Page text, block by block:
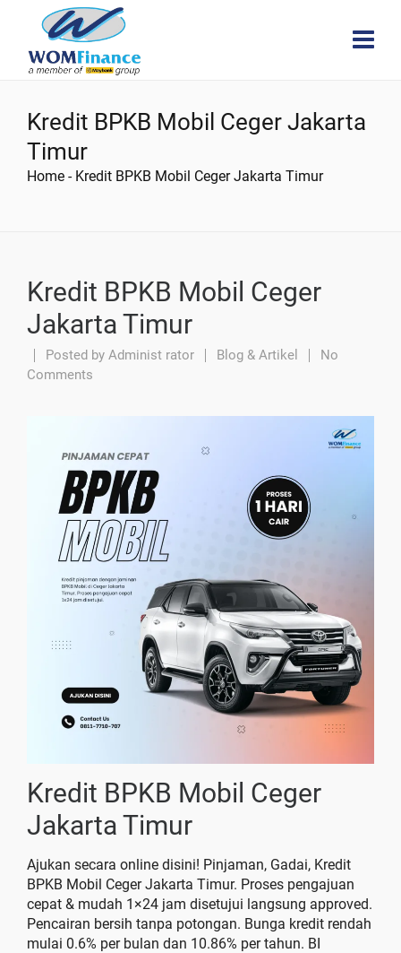
Kredit BPKB Mobil Ceger Jakarta
Timur
Home - Kredit BPKB Mobil Ceger Jakarta Timur
Kredit BPKB Mobil Ceger
Jakarta Timur
Posted by Administ rator Blog & Artikel
No
Comments
Kredit BPKB Mobil Ceger
Jakarta Timur
Ajukan secara online disini! Pinjaman, Gadai, Kredit
BPKB Mobil Ceger Jakarta Timur. Proses pengajuan
cepat & mudah 1×24 jam disetujui langsung approved.
Pencairan bersih tanpa potongan. Bunga kredit rendah
mulai 0.6% per bulan dan 10.86% per tahun. BI